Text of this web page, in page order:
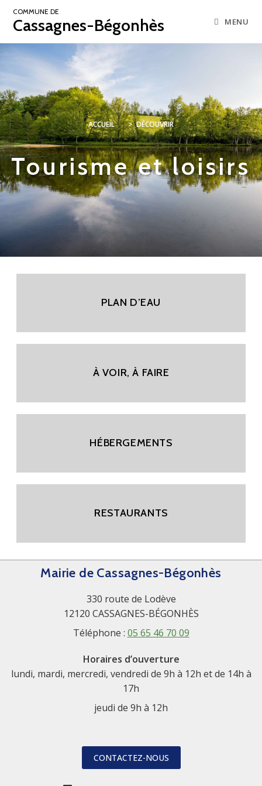
COMMUNE DE
Cassagnes-Bégonhès MENU
ACCUEIL > DÉCOUVRIR
Tourisme et loisirs
PLAN D’EAU
À VOIR, À FAIRE
HÉBERGEMENTS
RESTAURANTS
Mairie de Cassagnes-Bégonhès
330 route de Lodève
12120 CASSAGNES-BÉGONHÈS
Téléphone : 05 65 46 70 09
Horaires d’ouverture
lundi, mardi, mercredi, vendredi de 9h à 12h et de 14h à
17h
jeudi de 9h à 12h
CONTACTEZ-NOUS